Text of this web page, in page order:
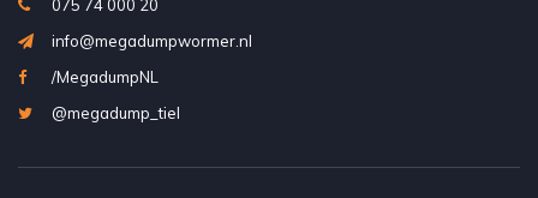
075 74 000 20
info@megadumpwormer.nl
/MegadumpNL
@megadump_tiel